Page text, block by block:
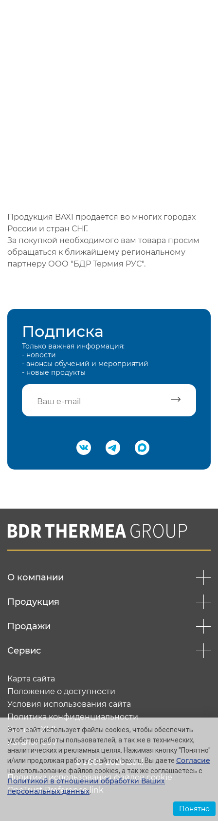
Продукция BAXI продается во многих городах
России и стран СНГ.
За покупкой необходимого вам товара просим
обращаться к ближайшему региональному
партнеру ООО "БДР Термия РУС".
Подписка
Только важная информация:
- новости
- анонсы обучений и мероприятий
- новые продукты
Подтвердить e-mail
Вы соглашаетесь с нашей политикой
конфеденциальности
О компании
Продукция
Продажи
Сервис
© 2005-2026 Baxi
Карта сайта
Положение о доступности
Условия использования сайта
Политика конфиденциальности
Каталог XML
Каталог CSV
Политика использования файлов cookie
OneTrust Preference link
Этот сайт использует файлы cookies, чтобы обеспечить
удобство работы пользователей, а так же в технических,
аналитических и рекламных целях. Нажимая кнопку "Понятно"
и/или продолжая работу с сайтом baxi.ru, Вы даете Согласие
на использование файлов cookies, а так же соглашаетесь с
Политикой в отношении обработки Ваших
персональных данных.
Понятно